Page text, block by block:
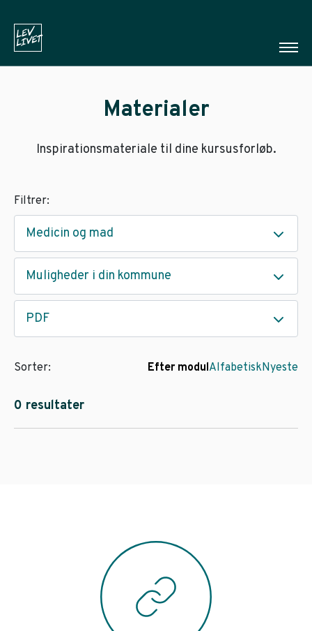
Materialer
Inspirationsmateriale til dine kursusforløb.
Filtrer:
Medicin og mad
Muligheder i din kommune
PDF
0 resultater
Sorter: Efter modulAlfabetiskNyeste